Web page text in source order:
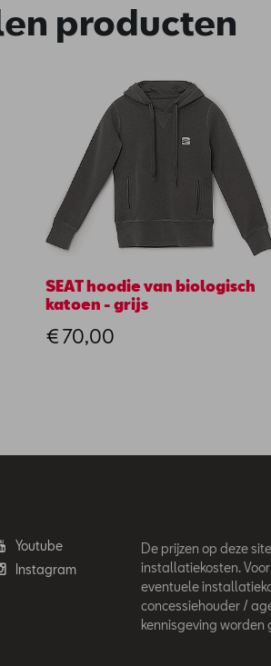
producten
SEAT hoodie van biologisch
katoen - grijs
€ 70,00
Youtube
Instagram
De prijzen op deze
installatiekosten.
eventuele
concessiehouder /
kennisgeving worden